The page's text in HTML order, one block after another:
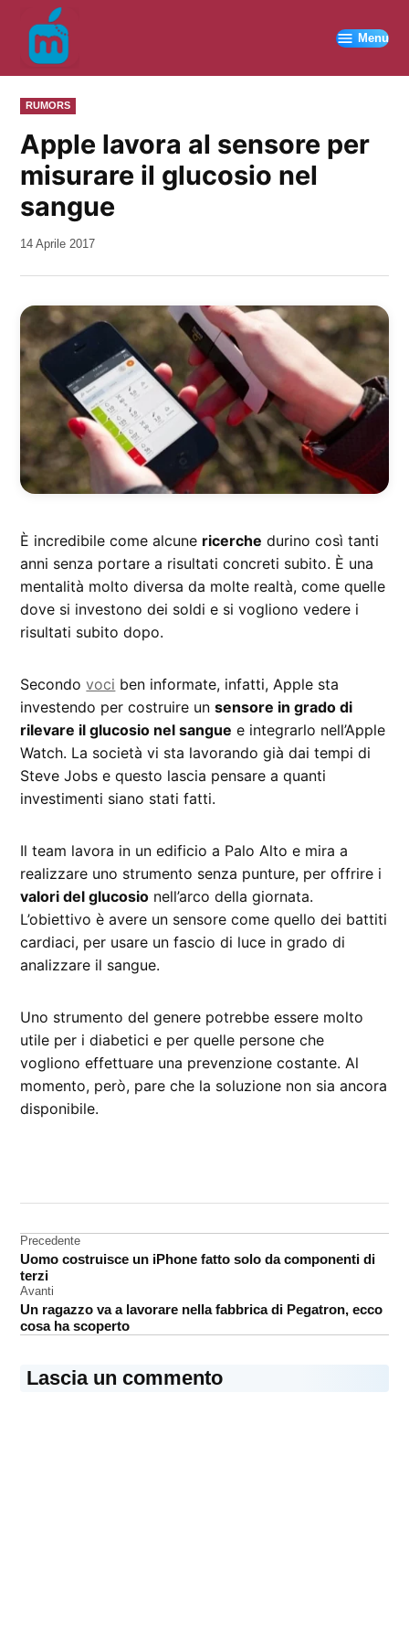
contenuto
Menu
PUBBLICATO
IN
RUMORS
Apple lavora al sensore per
misurare il glucosio nel
sangue
da
14 Aprile 2017
È incredibile come alcune ricerche durino così tanti
anni senza portare a risultati concreti subito. È una
mentalità molto diversa da molte realtà, come quelle
dove si investono dei soldi e si vogliono vedere i
risultati subito dopo.
Secondovoci ben informate, infatti, Apple sta
investendo per costruire unsensore in grado di
rilevare il glucosio nel sangue e integrarlo nell’Apple
Watch. La società vi sta lavorando già dai tempi di
Steve Jobs e questo lascia pensare a quanti
investimenti siano stati fatti.
Il team lavora in un edificio a Palo Alto e mira a
realizzare uno strumento senza punture, per offrire i
valori del glucosio nell’arco della giornata.
L’obiettivo è avere un sensore come quello dei battiti
cardiaci, per usare un fascio di luce in grado di
analizzare il sangue.
Uno strumento del genere potrebbe essere molto
utile per i diabetici e per quelle persone che
vogliono effettuare una prevenzione costante. Al
momento, però, pare che la soluzione non sia ancora
disponibile.
sensore
Navigazione
articoli
Precedente
Uomo costruisce un iPhone fatto solo da componenti di
terzi
Avanti
Un ragazzo va a lavorare nella fabbrica di Pegatron, ecco
cosa ha scoperto
Lascia un commento